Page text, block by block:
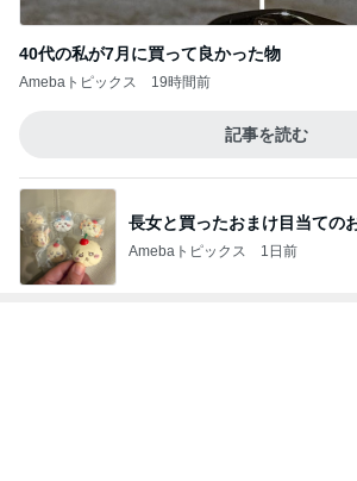
40代の私が7月に買って良かった物
Amebaトピックス 19時間前
記事を読む
長女と買ったおまけ目当ての
Amebaトピックス 1日前